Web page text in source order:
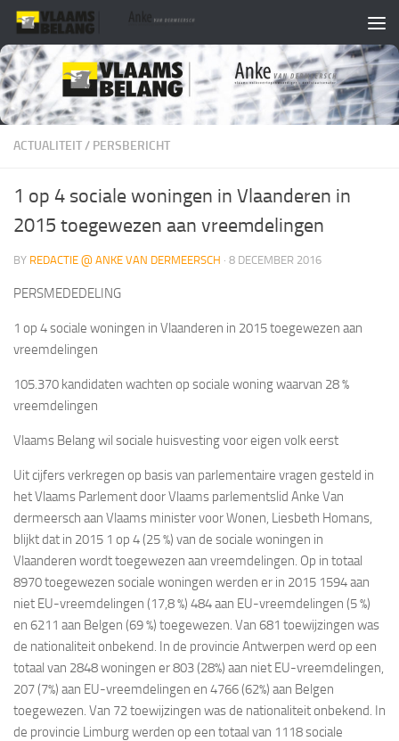
Skip to content
ACTUALITEIT/ PERSBERICHT
1 op 4 sociale woningen in Vlaanderen in
2015 toegewezen aan vreemdelingen
BY REDACTIE @ ANKE VAN DERMEERSCH · 8 DECEMBER 2016
PERSMEDEDELING
1 op 4 sociale woningen in Vlaanderen in 2015 toegewezen aan
vreemdelingen
105.370 kandidaten wachten op sociale woning waarvan 28 %
vreemdelingen
Vlaams Belang wil sociale huisvesting voor eigen volk eerst
Uit cijfers verkregen op basis van parlementaire vragen gesteld in
het Vlaams Parlement door Vlaams parlementslid Anke Van
dermeersch aan Vlaams minister voor Wonen, Liesbeth Homans,
blijkt dat in 2015 1 op 4 (25 %) van de sociale woningen in
Vlaanderen wordt toegewezen aan vreemdelingen. Op in totaal
8970 toegewezen sociale woningen werden er in 2015 1594 aan
niet EU-vreemdelingen (17,8 %) 484 aan EU-vreemdelingen (5 %)
en 6211 aan Belgen (69 %) toegewezen. Van 681 toewijzingen was
de nationaliteit onbekend. In de provincie Antwerpen werd op een
totaal van 2848 woningen er 803 (28%) aan niet EU-vreemdelingen,
207 (7%) aan EU-vreemdelingen en 4766 (62%) aan Belgen
toegewezen. Van 72 toewijzingen was de nationaliteit onbekend. In
de provincie Limburg werden op een totaal van 1118 sociale